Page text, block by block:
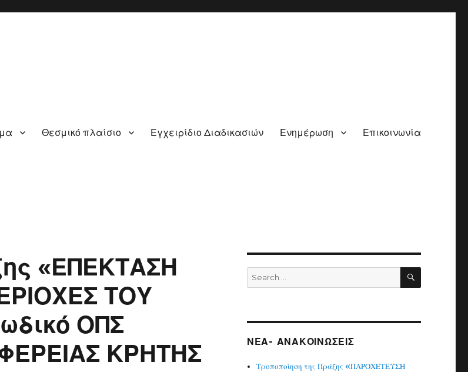
Θεσμικό πλαίσιο Εγχειρίδιο Διαδικασιών Ενημέρωση Επικοινωνία
«ΕΠΕΚΤΑΣΗ
ΤΟΥ
ΟΠΣ
ΚΡΗΤΗΣ
Search
for:
SEARCH
ΝΕΑ- ΑΝΑΚΟΙΝΩΣΕΙΣ
Τροποποίηση της Πράξης «ΠΑΡΟΧΕΤΕΥΣΗ